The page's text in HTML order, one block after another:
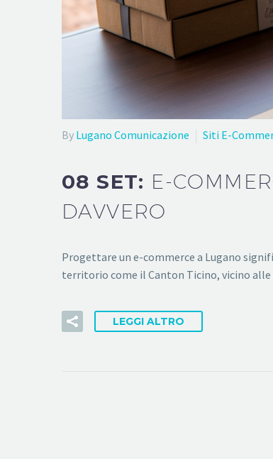
By Lugano Comunicazione Siti E-
08 SET: E-
DAVVERO
Progettare un e-commerce a Lugano
territorio come il Canton Ticino, vicino
LEGGI ALTRO